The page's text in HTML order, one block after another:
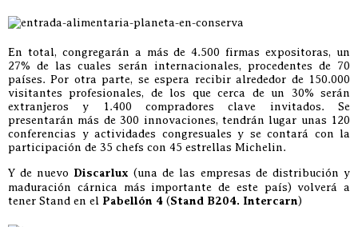
En total, congregarán a más de 4.500 firmas expositoras, un
27% de las cuales serán internacionales, procedentes de 70
países. Por otra parte, se espera recibir alrededor de 150.000
visitantes profesionales, de los que cerca de un 30% serán
extranjeros y 1.400 compradores clave invitados. Se
presentarán más de 300 innovaciones, tendrán lugar unas 120
conferencias y actividades congresuales y se contará con la
participación de 35 chefs con 45 estrellas Michelin.
Y de nuevo Discarlux (una de las empresas de distribución y
maduración cárnica más importante de este país) volverá a
tener Stand en el Pabellón 4 (Stand B204. Intercarn)